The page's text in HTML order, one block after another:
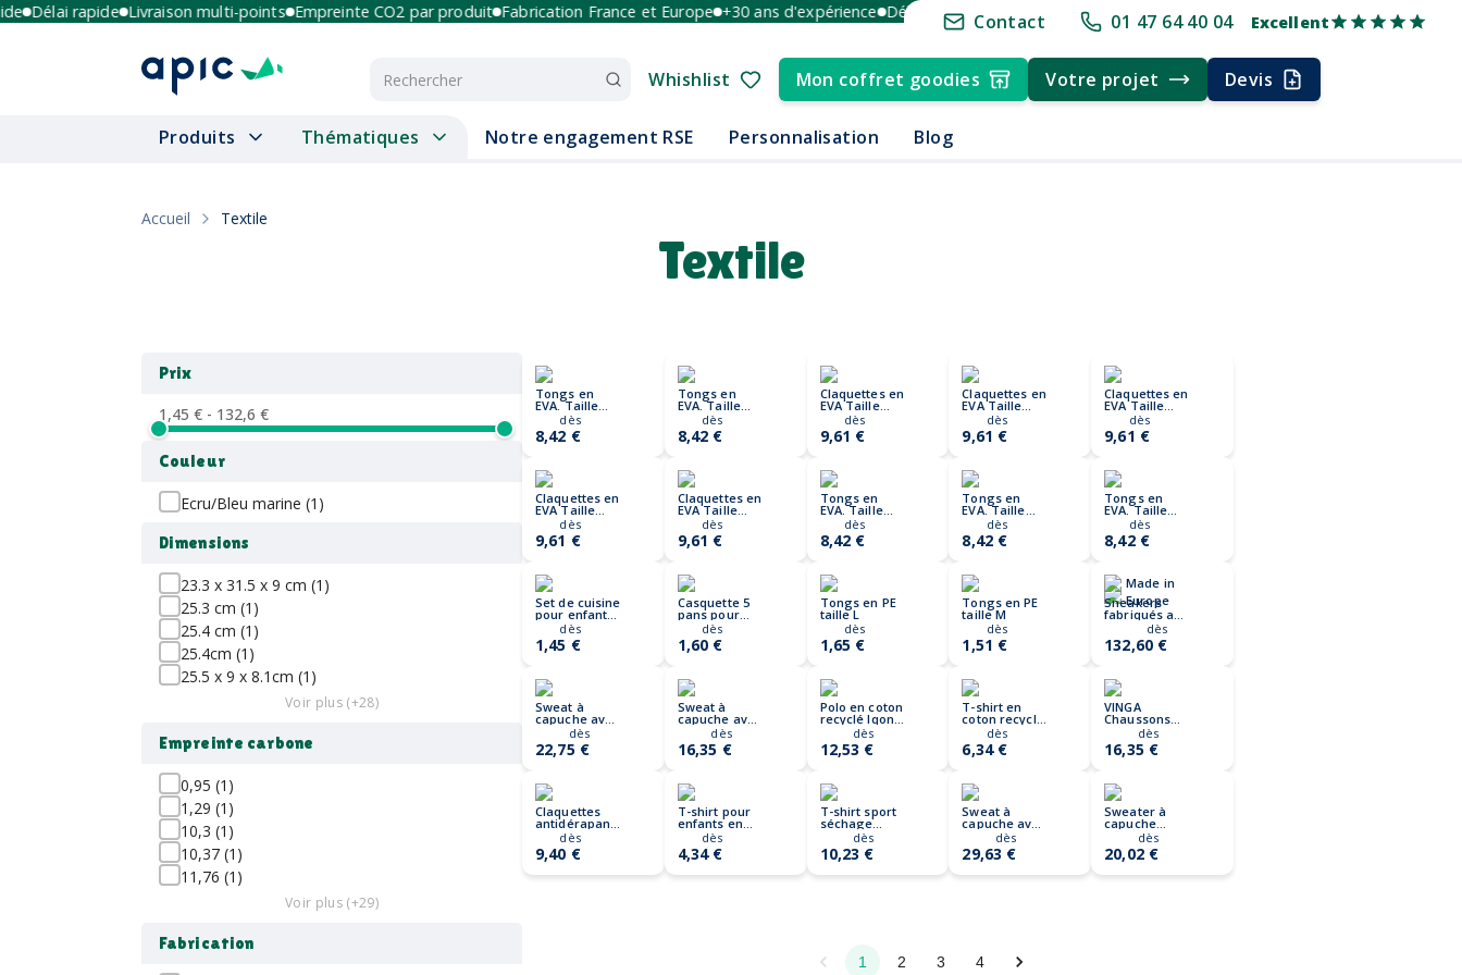
Délai rapide Livraison multi-points Empreinte CO2 par produit Fabrication France et Europe +30 ans d'expérience Délai rapide Délai rapide Livraison multi-points Empreinte CO2 par produit
Contact 01 47 64 40 04 Excellent
Whishlist Mon coffret goodies Votre projet Devis
Produits Thématiques Notre engagement RSE Personnalisation Blog
Accueil Textile
Textile
Prix
1,45 € - 132,6 €
Couleur
Ecru/Bleu marine (1)
Dimensions
23.3 x 31.5 x 9 cm (1)
25.3 cm (1)
25.4 cm (1)
25.4cm (1)
25.5 x 9 x 8.1cm (1)
Voir plus (+28)
Empreinte carbone
0,95 (1)
1,29 (1)
10,3 (1)
10,37 (1)
11,76 (1)
Voir plus (+29)
Fabrication
Tongs en
EVA. Taille
44/45. EVASLIP
dès
8,42 €
Tongs en
EVA. Taille
42/43. EVASLIP
dès
8,42 €
Claquettes en
EVA Taille
44/45
EVASLIDE
dès
9,61 €
Claquettes en
EVA Taille
42/43
EVASLIDE
dès
9,61 €
Claquettes en
EVA Taille
40/41
EVASLIDE
dès
9,61 €
Claquettes en
EVA Taille
38/39
EVASLIDE
dès
9,61 €
Claquettes en
EVA Taille
36/37
EVASLIDE
dès
9,61 €
Tongs en
EVA. Taille
40/41. EVASLIP
dès
8,42 €
Tongs en
EVA. Taille
38/39. EVASLIP
dès
8,42 €
Tongs en
EVA. Taille
36/37. EVASLIP
dès
8,42 €
Set de cuisine
pour enfants
KID CHEF
dès
1,45 €
Casquette 5
pans pour
enfants BUZZ
KIDS
dès
1,60 €
Tongs en PE
taille L
dès
1,65 €
Tongs en PE
taille M
dès
1,51 €
Made in
Europe
Sneakers
fabriqués au
Portugaldès
132,60 €
Sweat à
capuche avec
poches
latérales
Iqoniq Yengo
dès
22,75 €
Sweat à
capuche avec
poches
latérales
Iqoniq Yengo
dès
16,35 €
Polo en coton
recyclé Iqoniq
Yosemite
Femme
dès
12,53 €
T-shirt en
coton recyclé
Iqoniq Brett
dès
6,34 €
VINGA
Chaussons
doux en rPET
RCS Moulton
dès
16,35 €
Claquettes
antidérapantes
KOLAM 46-47
dès
9,40 €
T-shirt pour
enfants en
coton recyclé
Iqoniq Koli
dès
4,34 €
T-shirt sport
séchage
rapide
polyester
recyclé Iqoniq
Tikal
dès
10,23 €
Sweat à
capuche avec
zip en coton
recyclé Iqoniq
Abisko
dès
29,63 €
Sweater à
capuche
léger en
coton recyclé
Iqoniq Rila
dès
20,02 €
1 2 3 4